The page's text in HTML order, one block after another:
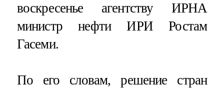
воскресенье агентству ИРНА
министр нефти ИРИ Ростам
Гасеми.
По его словам, решение стран